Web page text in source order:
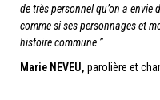
de très personnel qu’on a envie
comme si ses personnages et
histoire commune.”
Marie NEVEU, parolière et